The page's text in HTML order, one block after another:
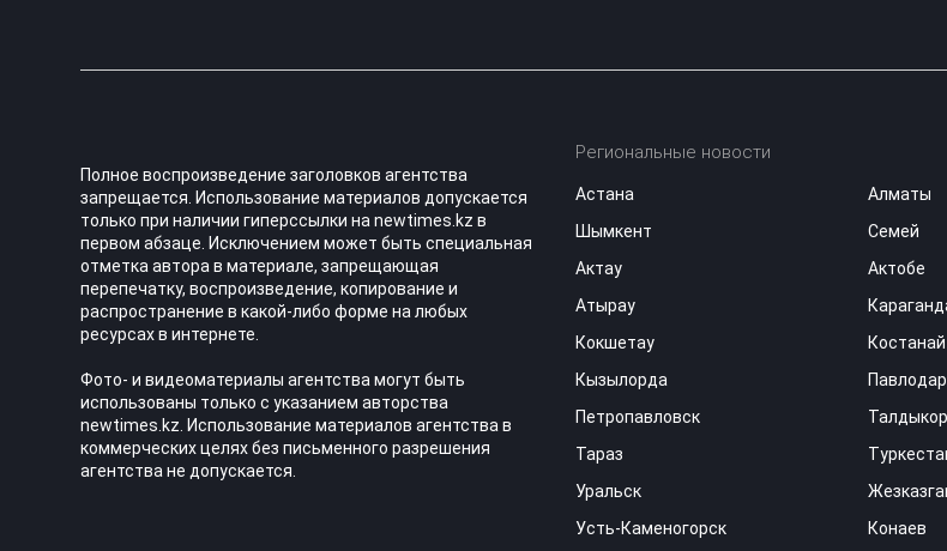
Полное воспроизведение заголовков агентства
запрещается. Использование материалов допускается
только при наличии гиперссылки на newtimes.kz в
первом абзаце. Исключением может быть специальная
отметка автора в материале, запрещающая
перепечатку, воспроизведение, копирование и
распространение в какой-либо форме на любых
ресурсах в интернете.
Фото- и видеоматериалы агентства могут быть
использованы только с указанием авторства
newtimes.kz. Использование материалов агентства в
коммерческих целях без письменного разрешения
агентства не допускается.
Региональные новости
Астана
Алматы
Шымкент
Семей
Актау
Актобе
Атырау
Кокшетау
Костанай
Кызылорда
Павлодар
Петропавловск
Тараз
Уральск
Усть-Каменогорск
Конаев